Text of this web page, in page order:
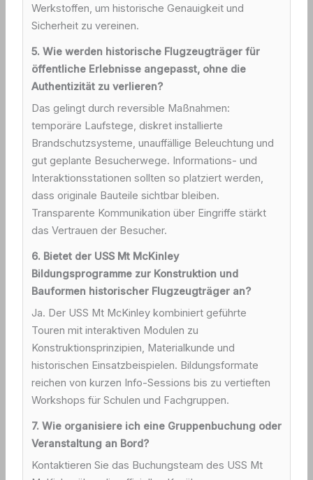
Werkstoffen, um historische Genauigkeit und
Sicherheit zu vereinen.
5. Wie werden historische Flugzeugträger für
öffentliche Erlebnisse angepasst, ohne die
Authentizität zu verlieren?
Das gelingt durch reversible Maßnahmen:
temporäre Laufstege, diskret installierte
Brandschutzsysteme, unauffällige Beleuchtung und
gut geplante Besucherwege. Informations- und
Interaktionsstationen sollten so platziert werden,
dass originale Bauteile sichtbar bleiben.
Transparente Kommunikation über Eingriffe stärkt
das Vertrauen der Besucher.
6. Bietet der USS Mt McKinley
Bildungsprogramme zur Konstruktion und
Bauformen historischer Flugzeugträger an?
Ja. Der USS Mt McKinley kombiniert geführte
Touren mit interaktiven Modulen zu
Konstruktionsprinzipien, Materialkunde und
historischen Einsatzbeispielen. Bildungsformate
reichen von kurzen Info-Sessions bis zu vertieften
Workshops für Schulen und Fachgruppen.
7. Wie organisiere ich eine Gruppenbuchung oder
Veranstaltung an Bord?
Kontaktieren Sie das Buchungsteam des USS Mt